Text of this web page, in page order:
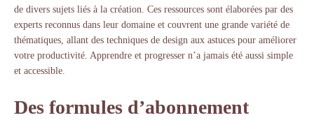
de divers sujets liés à la création. Ces ressources sont élaborées par des
experts reconnus dans leur domaine et couvrent une grande variété de
thématiques, allant des techniques de design aux astuces pour améliorer
votre productivité. Apprendre et progresser n’a jamais été aussi simple
et accessible.
Des formules d’abonnement